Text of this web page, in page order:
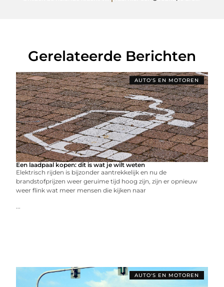
Gerelateerde Berichten
AUTO'S EN MOTOREN
Een laadpaal kopen: dit is wat je wilt weten
Elektrisch rijden is bijzonder aantrekkelijk en nu de
brandstofprijzen weer geruime tijd hoog zijn, zijn er opnieuw
weer flink wat meer mensen die kijken naar
...
AUTO'S EN MOTOREN